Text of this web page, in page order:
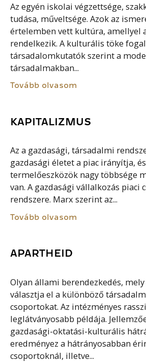
Az egyén iskolai végzettsége,
tudása, műveltsége. Azok az
értelemben vett kultúra, amellyel
rendelkezik. A kulturális töke
társadalomkutatók szerint a
társadalmakban...
Tovább olvasom
KAPITALIZMUS
Az a gazdasági, társadalmi
gazdasági életet a piac irányítja,
termelőeszközök nagy többsége
van. A gazdasági vállalkozás piaci
rendszere. Marx szerint az...
Tovább olvasom
APARTHEID
Olyan állami berendezkedés,
választja el a különböző
csoportokat. Az intézményes
leglátványosabb példája.
gazdasági-oktatási-kulturális
eredményez a hátrányosabban
csoportoknál, illetve...